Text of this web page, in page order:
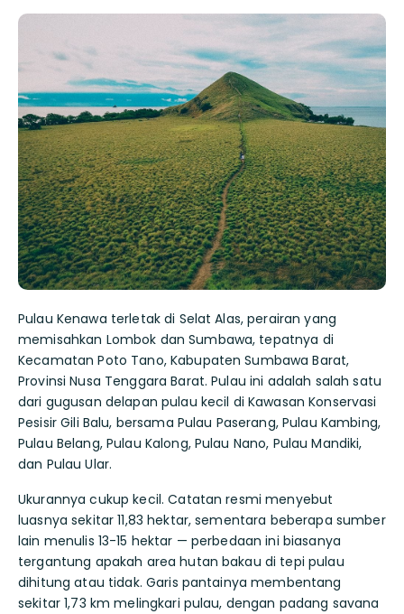
Pulau Kenawa terletak di Selat Alas, perairan yang
memisahkan Lombok dan Sumbawa, tepatnya di
Kecamatan Poto Tano, Kabupaten Sumbawa Barat,
Provinsi Nusa Tenggara Barat. Pulau ini adalah salah satu
dari gugusan delapan pulau kecil di Kawasan Konservasi
Pesisir Gili Balu, bersama Pulau Paserang, Pulau Kambing,
Pulau Belang, Pulau Kalong, Pulau Nano, Pulau Mandiki,
dan Pulau Ular.
Ukurannya cukup kecil. Catatan resmi menyebut
luasnya sekitar 11,83 hektar, sementara beberapa sumber
lain menulis 13-15 hektar — perbedaan ini biasanya
tergantung apakah area hutan bakau di tepi pulau
dihitung atau tidak. Garis pantainya membentang
sekitar 1,73 km melingkari pulau, dengan padang savana